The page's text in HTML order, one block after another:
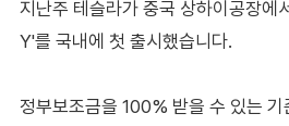
지난주 테슬라가 중국 상하이공장에
Y'를 국내에 첫 출시했습니다.
정부보조금을 100% 받을 수 있는